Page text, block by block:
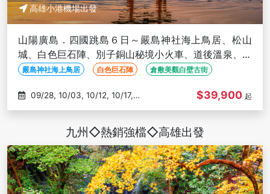
高雄小港機場出發
山陽廣島．四國跳島６日～嚴島神社海上鳥居、松山
城、白色巨石陣、別子銅山秘境小火車、道後溫泉、倉
敷古街、栗林公園－高雄出發
嚴島神社海上鳥居 白色巨石陣 倉敷美觀白壁古街
10/26
$39,900 起
九州◇熱銷強檔◇高雄出發